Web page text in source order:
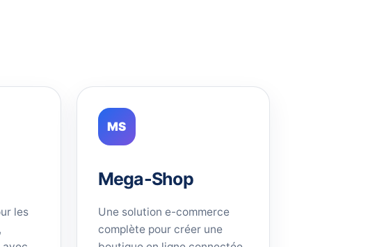
les
MS
Mega-Shop
Une solution e-commerce
complète pour créer une